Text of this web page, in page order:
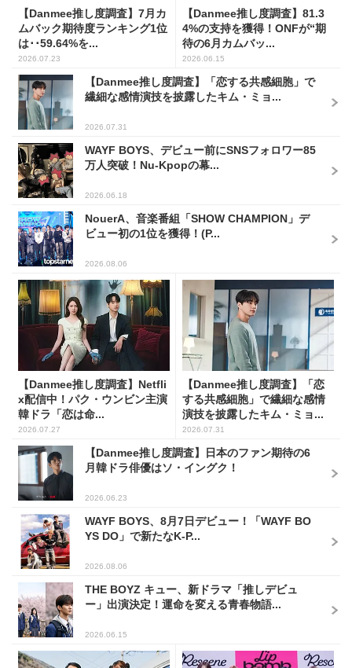
【Danmee推し度調査】7月カ
ムバック期待度ランキング1位
は･･59.64%を...
2026.07.23
【Danmee推し度調査】81.3
4%の支持を獲得！ONFが“期
待の6月カムバッ...
2026.06.15
【Danmee推し度調査】「恋する共感細胞」で
繊細な感情演技を披露したキム・ミョ...
2026.07.31
WAYF BOYS、デビュー前にSNSフォロワー85
万人突破！Nu-Kpopの幕...
2026.06.18
NouerA、音楽番組「SHOW CHAMPION」デ
ビュー初の1位を獲得！(P...
2026.08.06
【Danmee推し度調査】Netfli
x配信中！パク・ウンビン主演
韓ドラ「恋は命...
2026.07.27
【Danmee推し度調査】「恋
する共感細胞」で繊細な感情
演技を披露したキム・ミョ...
2026.07.31
【Danmee推し度調査】日本のファン期待の6
月韓ドラ俳優はソ・イングク！
2026.06.23
WAYF BOYS、8月7日デビュー！「WAYF BO
YS DO」で新たなK-P...
2026.08.06
THE BOYZ キュー、新ドラマ「推しデビュ
ー」出演決定！運命を変える青春物語...
2026.06.15